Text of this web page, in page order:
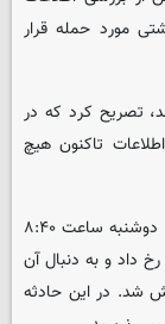
مورد حمله قرار
آسیبی ندیدند، تصریح کرد که در
تاکنون هیچ
شرکت کشتیرانی HMM کره‌جنوبی اعلام کرد که روز دوشنبه ساعت ۸:۴۰
داد و به دنبال آن
شد. در این حادثه